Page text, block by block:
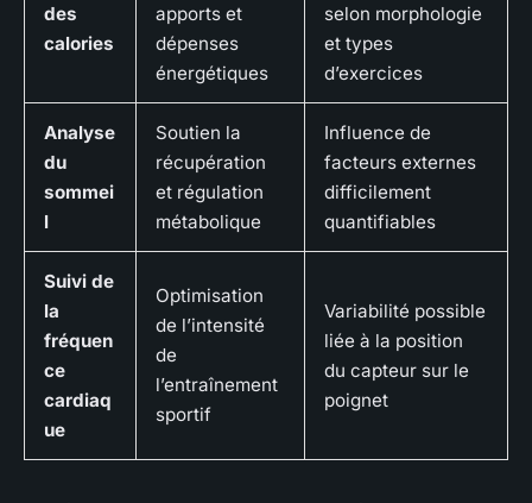
des
calories
apports et
dépenses
énergétiques
selon morphologie
et types
d’exercices
Analyse
du
sommei
l
Soutien la
récupération
et régulation
métabolique
Influence de
facteurs externes
difficilement
quantifiables
Suivi de
la
fréquen
ce
cardiaq
ue
Optimisation
de l’intensité
de
l’entraînement
sportif
Variabilité possible
liée à la position
du capteur sur le
poignet